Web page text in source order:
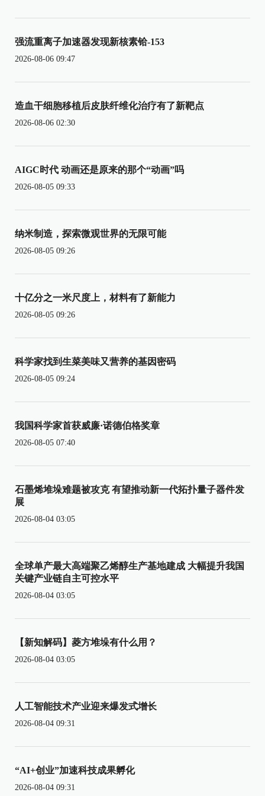
强流重离子加速器发现新核素铪-153
2026-08-06 09:47
造血干细胞移植后皮肤纤维化治疗有了新靶点
2026-08-06 02:30
AIGC时代 动画还是原来的那个“动画”吗
2026-08-05 09:33
纳米制造，探索微观世界的无限可能
2026-08-05 09:26
十亿分之一米尺度上，材料有了新能力
2026-08-05 09:26
科学家找到生菜美味又营养的基因密码
2026-08-05 09:24
我国科学家首获威廉·诺德伯格奖章
2026-08-05 07:40
石墨烯堆垛难题被攻克 有望推动新一代拓扑量子器件发
展
2026-08-04 03:05
全球单产最大高端聚乙烯醇生产基地建成 大幅提升我国
关键产业链自主可控水平
2026-08-04 03:05
【新知解码】菱方堆垛有什么用？
2026-08-04 03:05
人工智能技术产业迎来爆发式增长
2026-08-04 09:31
“AI+创业”加速科技成果孵化
2026-08-04 09:31